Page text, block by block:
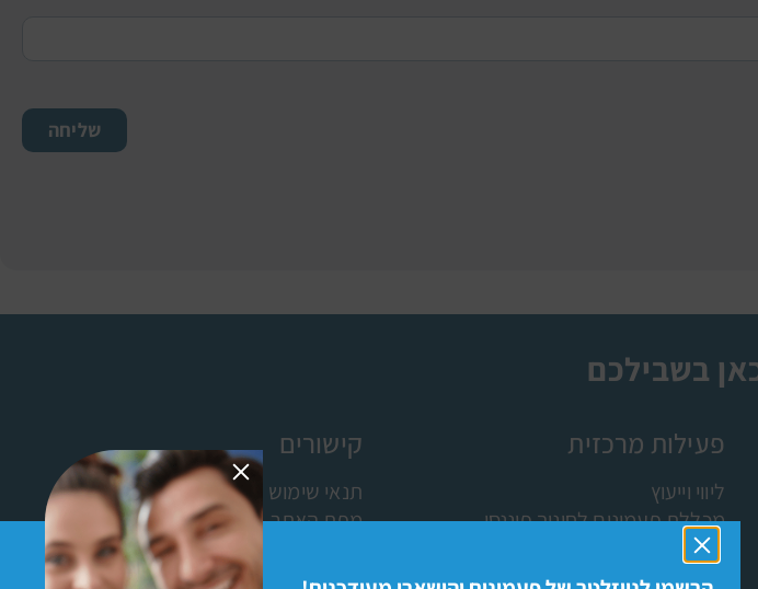
שליחה
בשבילכם
פעילות מרכזית
ליווי וייעוץ
מכללת פעמונים לחינוך פיננסי
תוכניות ושותפים
מחקר מדידה והערכה
קישורים
תנאי שימוש
מפת האתר
ישומון (אפליקציה)
כניסת מתנדבים לתוכנת פעמונים